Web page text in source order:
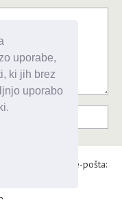
uporabe,
ki jih brez
uporabo
031 303 086, e-pošta: